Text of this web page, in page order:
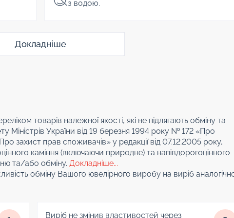
з водою.
Докладніше
товарів належної якості, які не підлягають обміну та
України від 19 березня 1994 року № 172 «Про
захист прав споживачів» у редакції від 07.12.2005 року,
каміння (включаючи природне) та напівдорогоцінного
та/або обміну. Докладніше...
обміну Вашого ювелірного виробу на виріб
Виріб не змінив властивостей через